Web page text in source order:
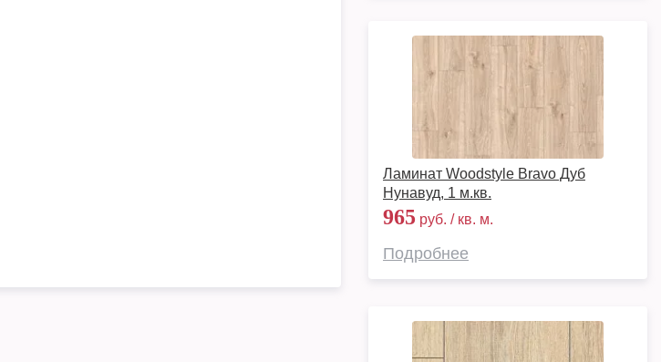
Ламинат Woodstyle Bravo Дуб
Нунавуд, 1 м.кв.
965 руб. / кв. м.
Подробнее